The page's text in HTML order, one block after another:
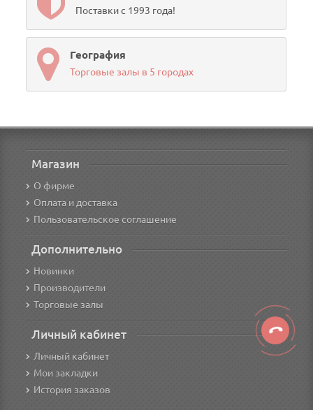
Поставки с 1993 года!
География
Торговые залы в 5 городах
Магазин
О фирме
Оплата и доставка
Пользовательское соглашение
Дополнительно
Новинки
Производители
Торговые залы
Личный кабинет
Личный кабинет
Мои закладки
История заказов